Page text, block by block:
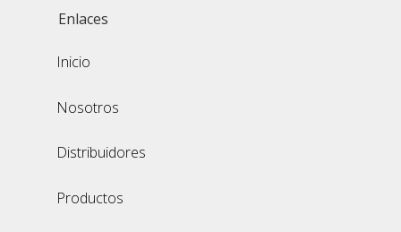
Enlaces
Inicio
Nosotros
Distribuidores
Productos